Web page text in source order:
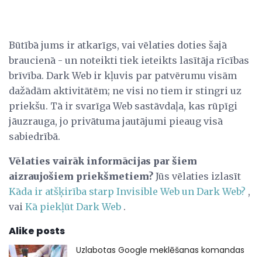
Būtībā jums ir atkarīgs, vai vēlaties doties šajā
braucienā - un noteikti tiek ieteikts lasītāja rīcības
brīvība. Dark Web ir kļuvis par patvērumu visām
dažādām aktivitātēm; ne visi no tiem ir stingri uz
priekšu. Tā ir svarīga Web sastāvdaļa, kas rūpīgi
jāuzrauga, jo privātuma jautājumi pieaug visā
sabiedrībā.
Vēlaties vairāk informācijas par šiem
aizraujošiem priekšmetiem? Jūs vēlaties izlasīt
Kāda ir atšķirība starp Invisible Web un Dark Web? ,
vai Kā piekļūt Dark Web .
Alike posts
Uzlabotas Google meklēšanas komandas